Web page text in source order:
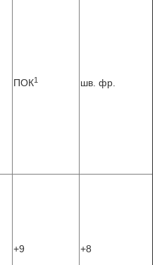
ПОК1 шв. фр.
+9 +8